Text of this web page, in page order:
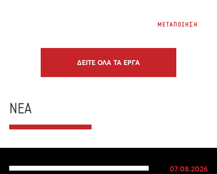
ΜΕΤΑΠΟΙΗΣΗ
ΔΕΙΤΕ ΟΛΑ ΤΑ ΕΡΓΑ
ΝΕΑ
07.08.2026